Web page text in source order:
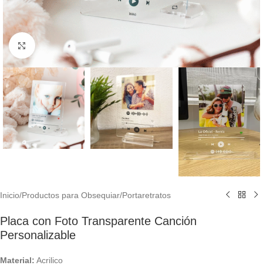
Haga Click para agrandar
Inicio/Productos para Obsequiar/Portaretratos
Placa con Foto Transparente Canción
Personalizable
Material: Acrilico